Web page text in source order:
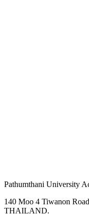
Pathumthani University
140 Moo 4 Tiwanon
THAILAND.